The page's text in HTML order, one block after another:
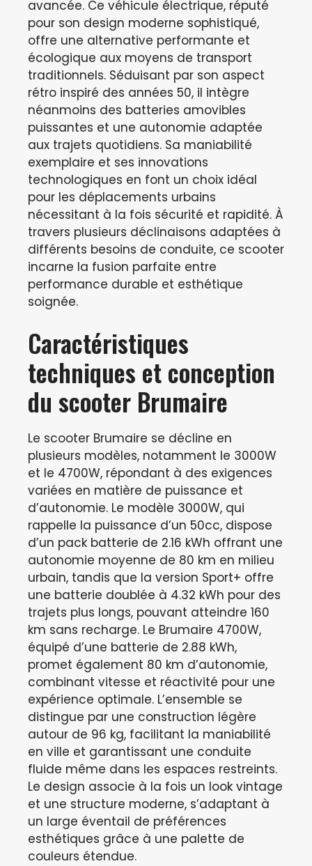
avancée. Ce véhicule électrique, réputé
pour son design moderne sophistiqué,
offre une alternative performante et
écologique aux moyens de transport
traditionnels. Séduisant par son aspect
rétro inspiré des années 50, il intègre
néanmoins des batteries amovibles
puissantes et une autonomie adaptée
aux trajets quotidiens. Sa maniabilité
exemplaire et ses innovations
technologiques en font un choix idéal
pour les déplacements urbains
nécessitant à la fois sécurité et rapidité. À
travers plusieurs déclinaisons adaptées à
différents besoins de conduite, ce scooter
incarne la fusion parfaite entre
performance durable et esthétique
soignée.
Caractéristiques
techniques et conception
du scooter Brumaire
Le scooter Brumaire se décline en
plusieurs modèles, notamment le 3000W
et le 4700W, répondant à des exigences
variées en matière de puissance et
d’autonomie. Le modèle 3000W, qui
rappelle la puissance d’un 50cc, dispose
d’un pack batterie de 2.16 kWh offrant une
autonomie moyenne de 80 km en milieu
urbain, tandis que la version Sport+ offre
une batterie doublée à 4.32 kWh pour des
trajets plus longs, pouvant atteindre 160
km sans recharge. Le Brumaire 4700W,
équipé d’une batterie de 2.88 kWh,
promet également 80 km d’autonomie,
combinant vitesse et réactivité pour une
expérience optimale. L’ensemble se
distingue par une construction légère
autour de 96 kg, facilitant la maniabilité
en ville et garantissant une conduite
fluide même dans les espaces restreints.
Le design associe à la fois un look vintage
et une structure moderne, s’adaptant à
un large éventail de préférences
esthétiques grâce à une palette de
couleurs étendue.